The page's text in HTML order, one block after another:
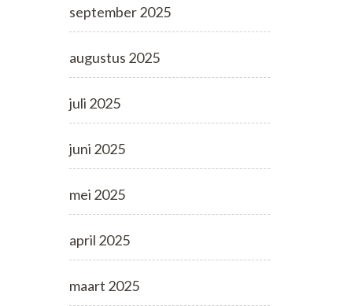
september 2025
augustus 2025
juli 2025
juni 2025
mei 2025
april 2025
maart 2025